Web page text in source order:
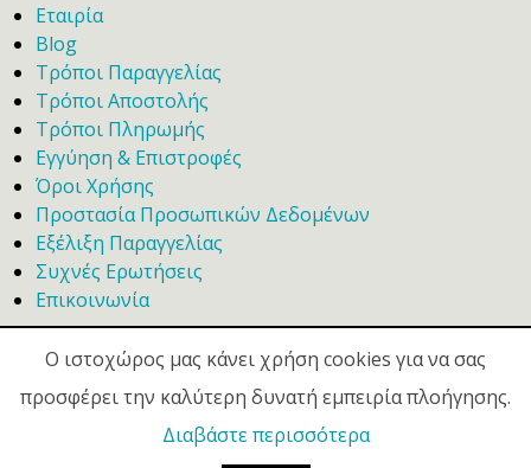
Εταιρία
Blog
Τρόποι Παραγγελίας
Τρόποι Αποστολής
Τρόποι Πληρωμής
Εγγύηση & Επιστροφές
Όροι Χρήσης
Προστασία Προσωπικών Δεδομένων
Εξέλιξη Παραγγελίας
Συχνές Ερωτήσεις
Επικοινωνία
Ο ιστοχώρος μας κάνει χρήση cookies για να σας
προσφέρει την καλύτερη δυνατή εμπειρία πλοήγησης.
Διαβάστε περισσότερα